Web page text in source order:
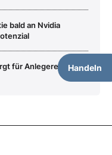
Handeln
bald an Nvidia
für Anlegereuphorie